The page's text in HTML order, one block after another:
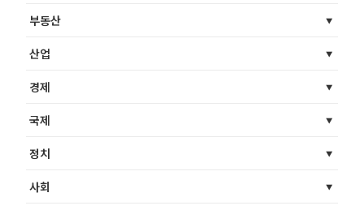
부동산
산업
경제
국제
정치
사회